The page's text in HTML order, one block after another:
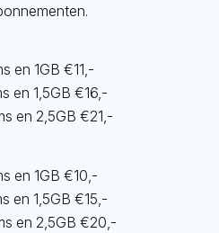
en 1GB €11,-
en 1,5GB €16,-
en 2,5GB €21,-
en 1GB €10,-
en 1,5GB €15,-
en 2,5GB €20,-